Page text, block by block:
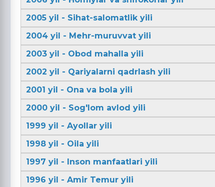
2005 yil - Sihat-salomatlik yili
2004 yil - Mehr-muruvvat yili
2003 yil - Obod mahalla yili
2002 yil - Qariyalarni qadrlash yili
2001 yil - Ona va bola yili
2000 yil - Sog'lom avlod yili
1999 yil - Ayollar yili
1998 yil - Oila yili
1997 yil - Inson manfaatlari yili
1996 yil - Amir Temur yili